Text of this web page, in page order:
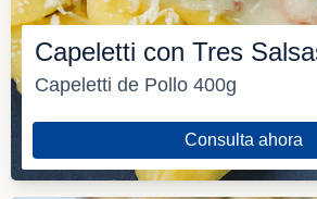
Capeletti con Tres
Capeletti de Pollo 400g
Consulta ahora